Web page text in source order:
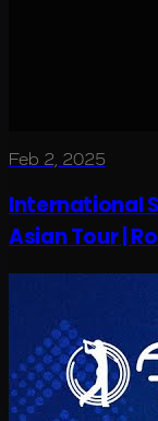
Feb 2, 2025
International
Asian Tour |